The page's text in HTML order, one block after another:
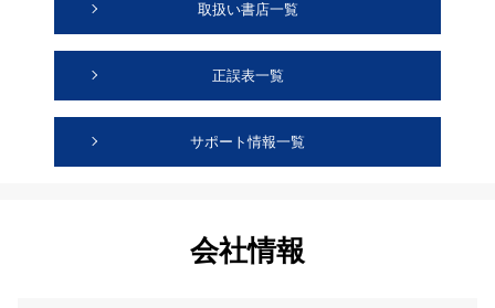
取扱い書店一覧
正誤表一覧
サポート情報一覧
会社情報